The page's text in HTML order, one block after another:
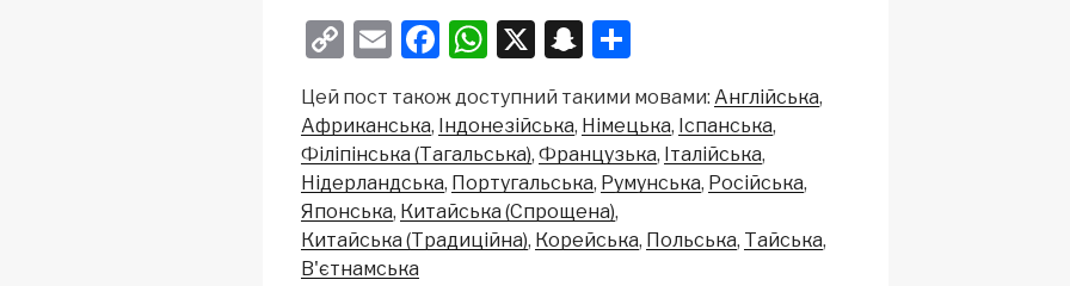
C
p
y
Li
n
k
E
ail
F
c
e
b
o
W
at
s
A
p
X
S
a
p
c
h
ar
e
Цей пост також доступний такими мовами: Англійська
Африканська
Індонезійська Німецька
Іспанська
Філіпінська (Тагальська) Французька
Італійська
Нідерландська Португальська Румунська Російська
Японська Китайська (Спрощена)
Китайська (Традиційна) Корейська Польська Тайська
В'єтнамська